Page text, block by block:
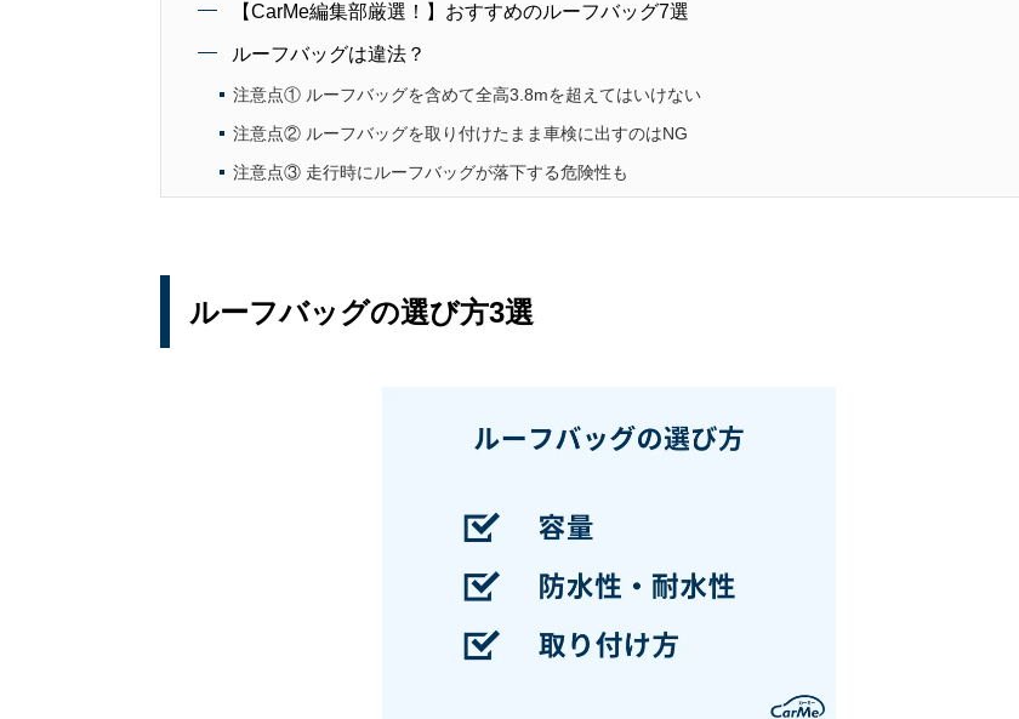
【CarMe編集部厳選！】おすすめのルーフバッグ7選
ルーフバッグは違法？
注意点① ルーフバッグを含めて全高3.8mを超えてはいけない
注意点② ルーフバッグを取り付けたまま車検に出すのはNG
注意点③ 走行時にルーフバッグが落下する危険性も
ルーフバッグの選び方3選